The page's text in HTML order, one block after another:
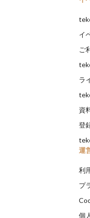
イ
ご
ラ
資
登
運
利
プ
個